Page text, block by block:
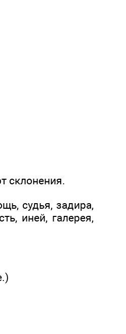
склонения.
судья, задира,
иней, галерея,